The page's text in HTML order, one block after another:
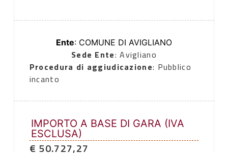
Ente: COMUNE DI AVIGLIANO
Sede Ente: Avigliano
Procedura di aggiudicazione: Pubblico
incanto
IMPORTO A BASE DI GARA (IVA
ESCLUSA)
€ 50.727,27